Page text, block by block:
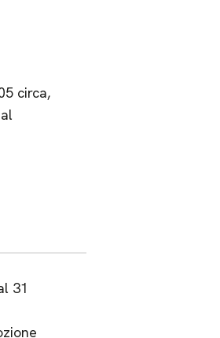
circa,
31